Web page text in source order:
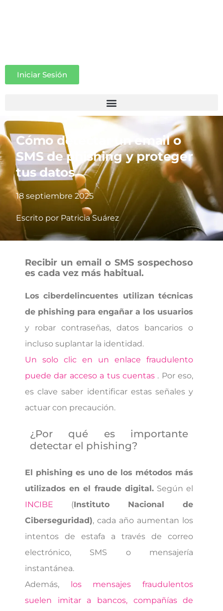
Iniciar Sesión
Cómo detectar un email o
SMS de phishing y proteger
tus datos
18 septiembre 2025
Escrito por Patricia Suárez
Recibir un email o SMS sospechoso
es cada vez más habitual.
Los ciberdelincuentes utilizan técnicas
de phishing para engañar a los usuarios
y robar contraseñas, datos bancarios o
incluso suplantar la identidad.
Un solo clic en un enlace fraudulento
puede dar acceso a tus cuentas . Por eso,
es clave saber identificar estas señales y
actuar con precaución.
¿Por qué es importante
detectar el phishing?
El phishing es uno de los métodos más
utilizados en el fraude digital.Según el
INCIBE (Instituto Nacional de
Ciberseguridad), cada año aumentan los
intentos de estafa a través de correo
electrónico, SMS o mensajería
instantánea.
Además,
los mensajes fraudulentos
suelen imitar a bancos, compañías de